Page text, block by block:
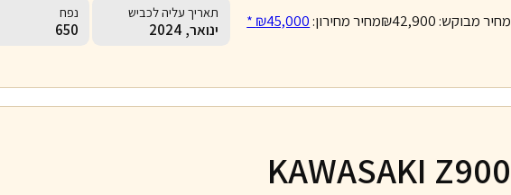
מחיר מבוקש:₪42,900מחיר מחירון:₪45,000 * תאריך עליה לכביש
ינואר, 2024
נפח
650
KAWASAKI Z900